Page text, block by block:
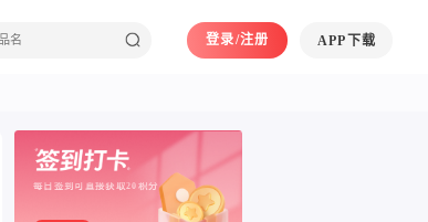
登录/注册 APP下载
每日签到可直接获取20积分